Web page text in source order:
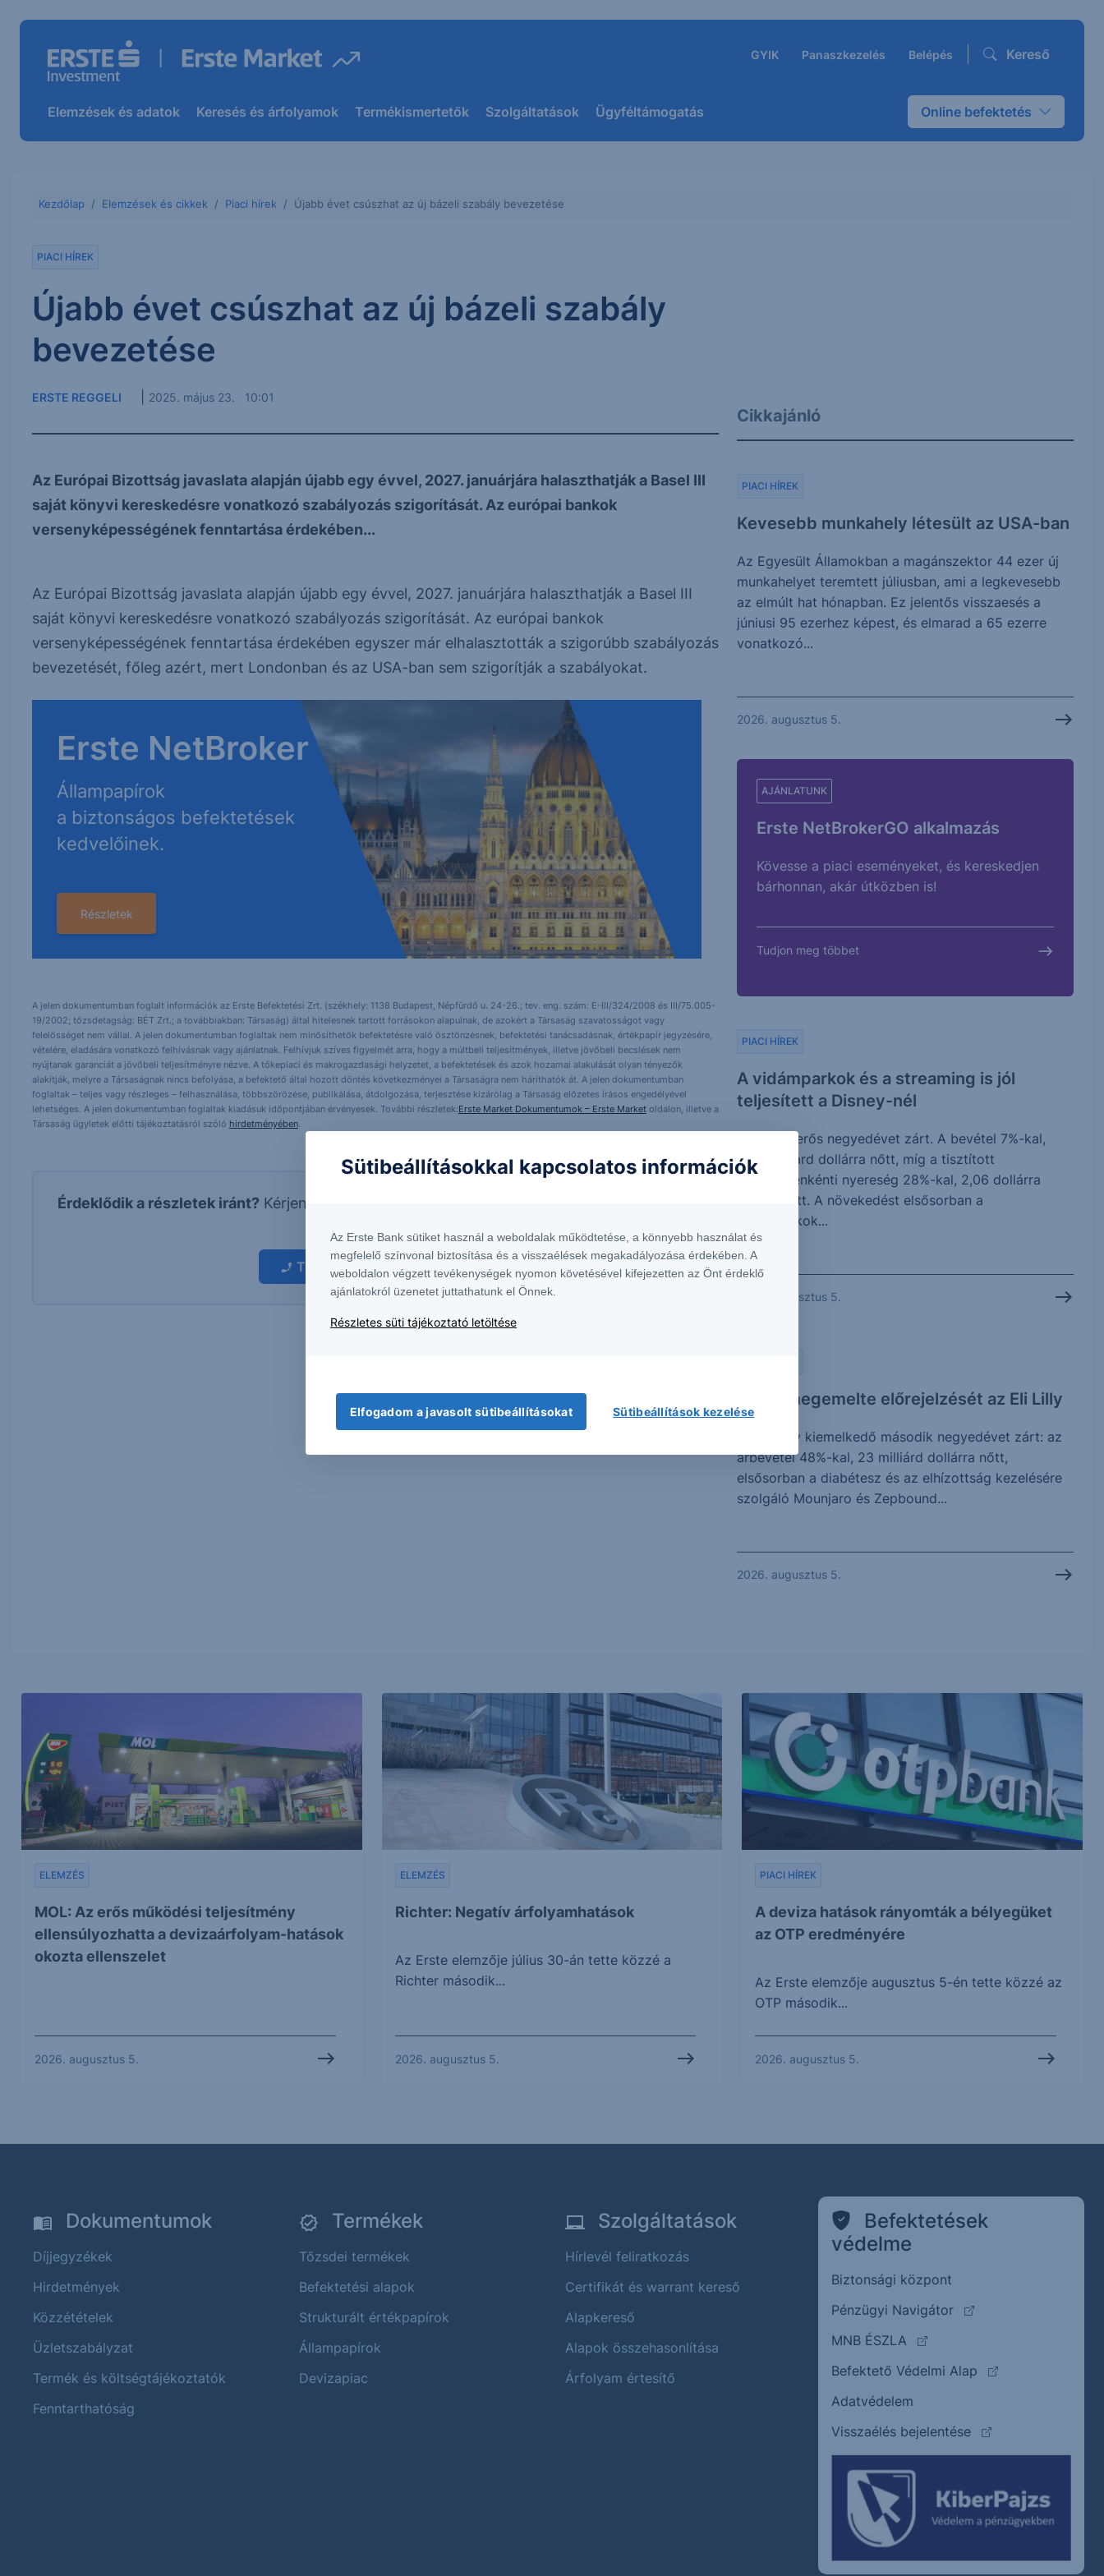
GYIK Panaszkezelés Belépés Kereső
Elemzések és adatok Keresés és árfolyamok Termékismertetők Szolgáltatások Ügyféltámogatás Online befektetés
Kezdőlap Elemzések és cikkek Piaci hírek Újabb évet csúszhat az új bázeli szabály bevezetése
PIACI HÍREK
Újabb évet csúszhat az új bázeli szabály
bevezetése
ERSTE REGGELI 2025. május 23. 10:01
Az Európai Bizottság javaslata alapján újabb egy évvel, 2027. januárjára halaszthatják a Basel III
saját könyvi kereskedésre vonatkozó szabályozás szigorítását. Az európai bankok
versenyképességének fenntartása érdekében...
Az Európai Bizottság javaslata alapján újabb egy évvel, 2027. januárjára halaszthatják a Basel III
saját könyvi kereskedésre vonatkozó szabályozás szigorítását. Az európai bankok
versenyképességének fenntartása érdekében egyszer már elhalasztották a szigorúbb szabályozás
bevezetését, főleg azért, mert Londonban és az USA-ban sem szigorítják a szabályokat.
Erste NetBroker
Állampapírok
a biztonságos befektetések
kedvelőinek.
Részletek
A jelen dokumentumban foglalt információk az Erste Befektetési Zrt. (székhely: 1138 Budapest, Népfürdő u. 24-26.; tev. eng. szám: E-III/324/2008 és III/75.005-
19/2002; tőzsdetagság: BÉT Zrt.; a továbbiakban: Társaság) által hitelesnek tartott forrásokon alapulnak, de azokért a Társaság szavatosságot vagy
felelősséget nem vállal. A jelen dokumentumban foglaltak nem minősíthetők befektetésre való ösztönzésnek, befektetési tanácsadásnak, értékpapír jegyzésére,
vételére, eladására vonatkozó felhívásnak vagy ajánlatnak. Felhívjuk szíves figyelmét arra, hogy a múltbeli teljesítmények, illetve jövőbeli becslések nem
nyújtanak garanciát a jövőbeli teljesítményre nézve. A tőkepiaci és makrogazdasági helyzetet, a befektetések és azok hozamai alakulását olyan tényezők
alakítják, melyre a Társaságnak nincs befolyása, a befektető által hozott döntés következményei a Társaságra nem háríthatók át. A jelen dokumentumban
foglaltak – teljes vagy részleges – felhasználása, többszörözése, publikálása, átdolgozása, terjesztése kizárólag a Társaság előzetes írásos engedélyével
lehetséges. A jelen dokumentumban foglaltak kiadásuk időpontjában érvényesek. További részletek:Erste Market Dokumentumok – Erste Marketoldalon, illetve a
Társaság ügyletek előtti tájékoztatásról szóló hirdetményében.
Érdeklődik a részletek iránt? Kérjen visszahívást és szakértőnkkel egyeztethet a termékkel
További információk kérése
Cikkajánló
Kevesebb munkahely létesült az USA-ban
PIACI HÍREK
Az Egyesült Államokban a magánszektor 44 ezer új
munkahelyet teremtett júliusban, ami a legkevesebb
az elmúlt hat hónapban. Ez jelentős visszaesés a
júniusi 95 ezerhez képest, és elmarad a 65 ezerre
vonatkozó...
2026. augusztus 5.
AJÁNLATUNK
Erste NetBrokerGO alkalmazás
Kövesse a piaci eseményeket, és kereskedjen
bárhonnan, akár útközben is!
Tudjon meg többet
A vidámparkok és a streaming is jól
teljesített a Disney-nél
PIACI HÍREK
A Disney erős negyedévet zárt. A bevétel 7%-kal,
25,2 milliárd dollárra nőtt, míg a tisztított
részvényenkénti nyereség 28%-kal, 2,06 dollárra
emelkedett. A növekedést elsősorban a
vidámparkok...
2026. augusztus 5.
Ismét megemelte előrejelzését az Eli Lilly
Az Eli Lilly kiemelkedő második negyedévet zárt: az
árbevétel 48%-kal, 23 milliárd dollárra nőtt,
elsősorban a diabétesz és az elhízottság kezelésére
szolgáló Mounjaro és Zepbound...
2026. augusztus 5.
MOL: Az erős működési teljesítmény
ellensúlyozhatta a devizaárfolyam-hatások
okozta ellenszelet
ELEMZÉS
2026. augusztus 5.
Richter: Negatív árfolyamhatások
ELEMZÉS
Az Erste elemzője július 30-án tette közzé a
Richter második...
2026. augusztus 5.
A deviza hatások rányomták a bélyegüket
az OTP eredményére
PIACI HÍREK
Az Erste elemzője augusztus 5-én tette közzé az
OTP második...
2026. augusztus 5.
Dokumentumok
Díjjegyzékek
Hirdetmények
Közzétételek
Üzletszabályzat
Termék és költségtájékoztatók
Fenntarthatóság
Termékek
Tőzsdei termékek
Befektetési alapok
Strukturált értékpapírok
Állampapírok
Devizapiac
Szolgáltatások
Hírlevél feliratkozás
Certifikát és warrant kereső
Alapkereső
Alapok összehasonlítása
Árfolyam értesítő
Befektetések
védelme
Biztonsági központ
Pénzügyi Navigátor
(külső oldalra ugrik)
MNB ÉSZLA
(külső oldalra ugrik)
Befektető Védelmi Alap
(külső oldalra
Adatvédelem
Visszaélés bejelentése
(külső oldalra ugrik)
Sütibeállításokkal kapcsolatos információk
Az Erste Bank sütiket használ a weboldalak működtetése, a könnyebb használat és
megfelelő színvonal biztosítása és a visszaélések megakadályozása érdekében. A
weboldalon végzett tevékenységek nyomon követésével kifejezetten az Önt érdeklő
ajánlatokról üzenetet juttathatunk el Önnek.
Részletes süti tájékoztató letöltése
Elfogadom a javasolt sütibeállításokat Sütibeállítások kezelése